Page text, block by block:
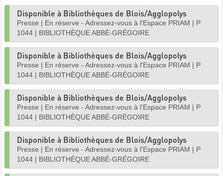
Disponible à Bibliothèques de Blois/Agglopolys
Presse | En réserve - Adressez-vous à l'Espace PRIAM | P
1044 | BIBLIOTHÈQUE ABBÉ-GRÉGOIRE
Disponible à Bibliothèques de Blois/Agglopolys
Presse | En réserve - Adressez-vous à l'Espace PRIAM | P
1044 | BIBLIOTHÈQUE ABBÉ-GRÉGOIRE
Disponible à Bibliothèques de Blois/Agglopolys
Presse | En réserve - Adressez-vous à l'Espace PRIAM | P
1044 | BIBLIOTHÈQUE ABBÉ-GRÉGOIRE
Disponible à Bibliothèques de Blois/Agglopolys
Presse | En réserve - Adressez-vous à l'Espace PRIAM | P
1044 | BIBLIOTHÈQUE ABBÉ-GRÉGOIRE